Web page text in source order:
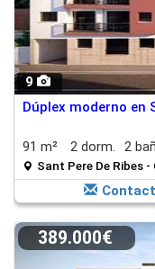
9
Dúplex moderno en
91 m² 2 dorm. 2
Sant Pere De Ribes -
389.000€